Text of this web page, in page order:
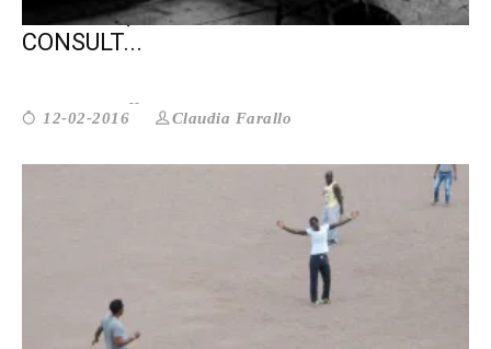
CARCERE, STATI GENERALI: E LE
CONSULT...
12-02-2016 Claudia Farallo